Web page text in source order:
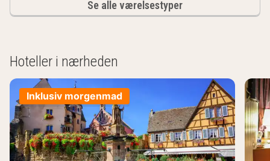
Se alle værelsestyper
Hoteller i nærheden
Inklusiv morgenmad